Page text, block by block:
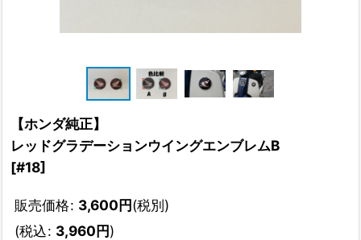
【ホンダ純正】
レッドグラデーションウイングエンブレムB
[#18]
販売価格: 3,600円(税別)
(税込: 3,960円)